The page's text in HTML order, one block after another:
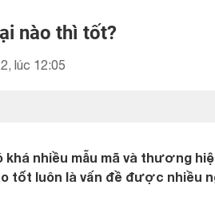
nào thì tốt?
lúc 12:05
nhiều mẫu mã và thương
tốt luôn là vấn đề được nhiều